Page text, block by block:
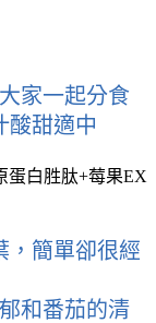
家一起分食
酸甜適中
，簡單卻很經
和番茄的清